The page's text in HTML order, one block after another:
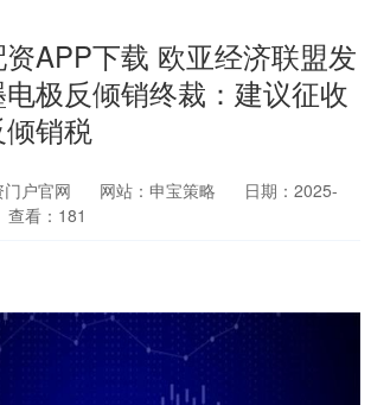
APP下载 欧亚经济联盟发
极反倾销终裁：建议征收
销税
户官网 网站：申宝策略
日期：2025-
查看：181